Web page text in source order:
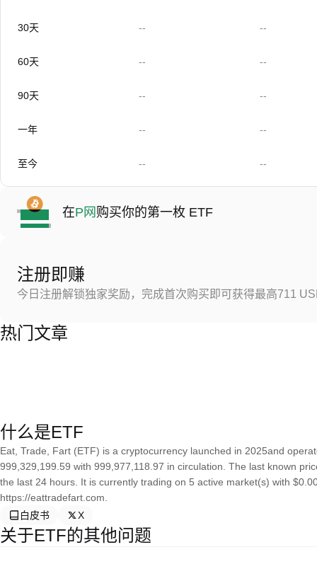
30天 -- --
60天 -- --
90天 -- --
一年 -- --
至今 -- --
在P网 购买你的第一枚 ETF
注册即赚
今日注册解锁独家奖励，完成首次购买即可获得最高711
热门文章
什么是ETF
Eat, Trade, Fart (ETF) is a cryptocurrency launched in 2025and
999,329,199.59 with 999,977,118.97 in circulation. The last known
the last 24 hours. It is currently trading on 5 active market(s) with
https://eattradefart.com.
白皮书
X
关于ETF的其他问题